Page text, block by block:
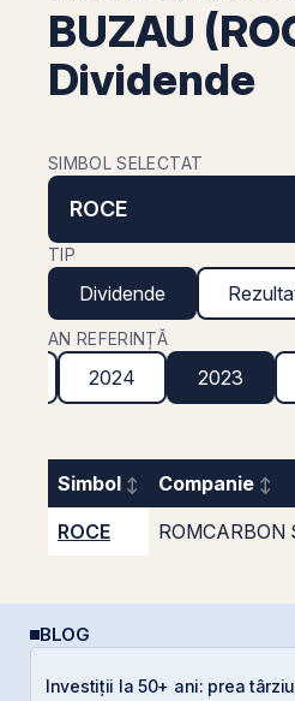
BUZAU
Dividende
SIMBOL SELECTAT
ROCE
TIP
Dividende
AN REFERINȚĂ
2024 2023
Simbol Companie
ROCE
ROMCARBON
BLOG
Investiții la 50+ ani: prea